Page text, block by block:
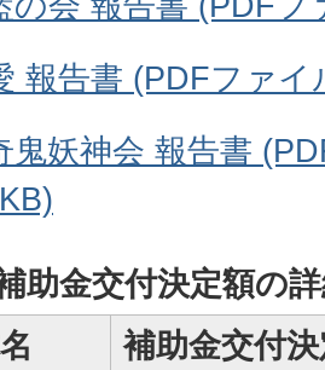
報告書 (PDFファイ
鬼妖神会 報告書
助金交付決定額の
補助金交付